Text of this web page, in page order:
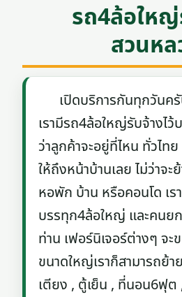
รถ4ล้อให
สวนหล
เปิดบริการกันทุกวันครั
เรามีรถ4ล้อใหญ่รับจ้างไ
ว่าลูกค้าจะอยู่ที่ไหน ทั่วไทย
ให้ถึงหน้าบ้านเลย ไม่ว่าจ
หอพัก บ้าน หรือคอนโด เ
บรรทุก4ล้อใหญ่ และคนย
ท่าน เฟอร์นิเจอร์ต่างๆ จะ
ขนาดใหญ่เราก็สามารถย้า
เตียง , ตู้เย็น , ที่นอน6ฟุต